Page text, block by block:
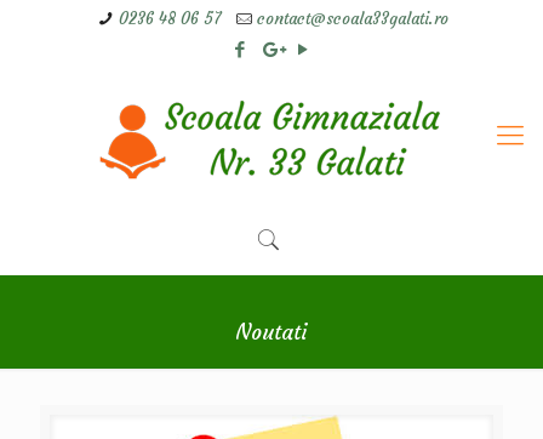
0236 48 06 57 contact@scoala33galati.ro
Noutati